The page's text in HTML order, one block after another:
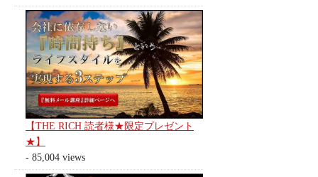
【THE RICH 読者様★限定プレゼント
★】
- 85,004 views